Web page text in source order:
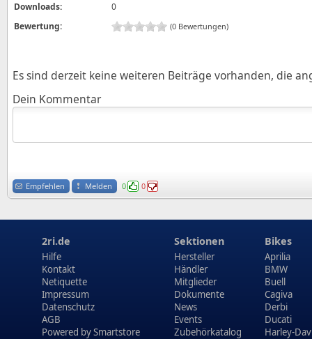
Downloads:
0
Bewertung:
(0 Bewertungen)
Es sind derzeit keine weiteren Beiträge vorhanden, die
Dein Kommentar
Empfehlen Melden 0 0
2ri.de
Hilfe
Kontakt
Netiquette
Impressum
Datenschutz
AGB
Powered bySmartstore
Sektionen
Hersteller
Händler
Mitglieder
Dokumente
News
Events
Zubehörkatalog
Bikes
Aprilia
BMW
Buell
Cagiva
Derbi
Ducati
Harley-